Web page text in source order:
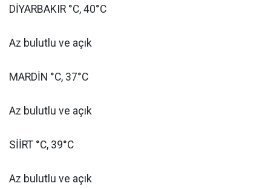
DİYARBAKIR °C, 40°C
Az bulutlu ve açık
MARDİN °C, 37°C
Az bulutlu ve açık
SİİRT °C, 39°C
Az bulutlu ve açık